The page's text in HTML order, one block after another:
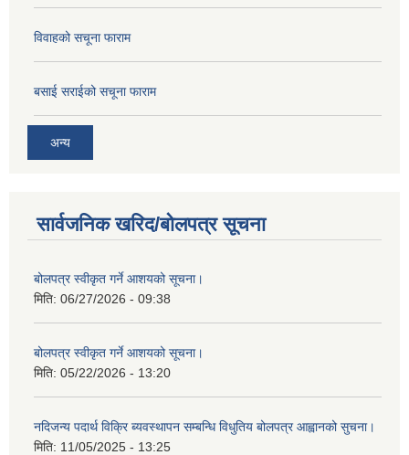
विवाहको सचूना फाराम
बसाई सराईको सचूना फाराम
अन्य
सार्वजनिक खरिद/बोलपत्र सूचना
बोलपत्र स्वीकृत गर्ने आशयको सूचना।
मिति: 06/27/2026 - 09:38
बोलपत्र स्वीकृत गर्ने आशयको सूचना।
मिति: 05/22/2026 - 13:20
नदिजन्य पदार्थ विक्रि ब्यवस्थापन सम्बन्धि विधुतिय बोलपत्र आह्वानको सुचना।
मिति: 11/05/2025 - 13:25